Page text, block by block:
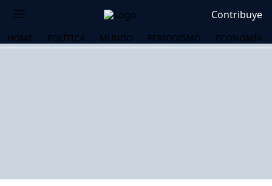
Contribuye
HOME POLÍTICA MUNDO PERIODISMO ECONOMÍA